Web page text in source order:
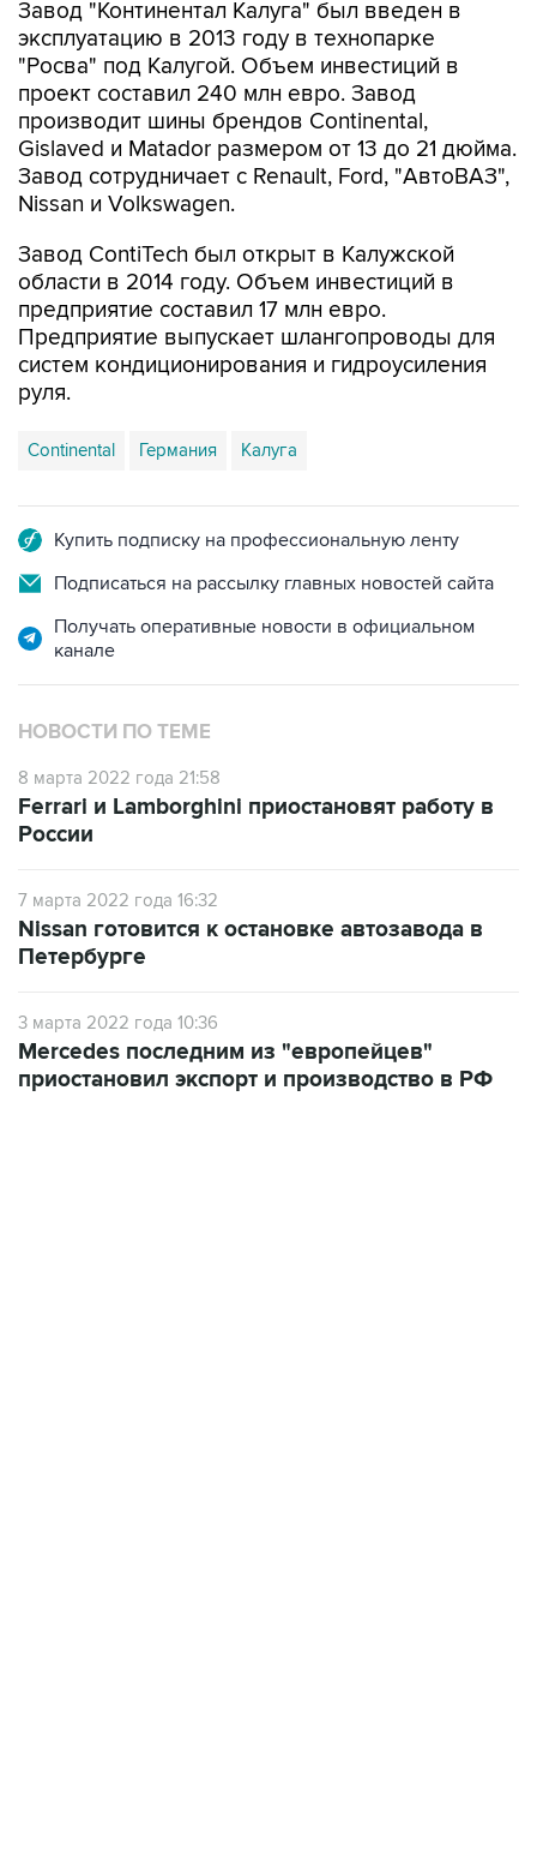
"Росва" под Калугой. Объем инвестиций в
проект составил 240 млн евро. Завод
производит шины брендов Continental,
Gislaved и Matador размером от 13 до 21 дюйма.
Завод сотрудничает с Renault, Ford, "АвтоВАЗ",
Nissan и Volkswagen.
Завод ContiTech был открыт в Калужской
предприятие составил 17 млн евро.
Предприятие выпускает шлангопроводы для
систем кондиционирования и гидроусиления
руля.
Continental
Подписаться на рассылку главных новостей сайта
Получать оперативные новости в официальном
НОВОСТИ ПО ТЕМЕ
8 марта 2022 года 21:58
России
Петербурге
3 марта 2022 года 10:36
приостановил экспорт и производство в РФ